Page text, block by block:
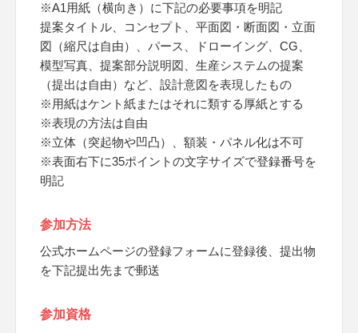
※A1用紙（横向き）に下記の必要事項を明記
提案タイトル、コンセプト、平面図・断面図・立面
図（縮尺は自由）、パース、ドローイング、CG、
模型写真、提案部分説明図、生産システムの提案
（提出は自由）など、設計意図を表現したもの
※用紙はケント紙またはそれに類する厚紙とする
※表現の方法は自由
※立体（突起物や凹凸）、額装・パネル化は不可
※表面右下に35ポイントの文字サイズで登録番号を
明記
参加方法
公式ホームページの登録フォームに登録後、提出物
を下記提出先まで郵送
参加資格